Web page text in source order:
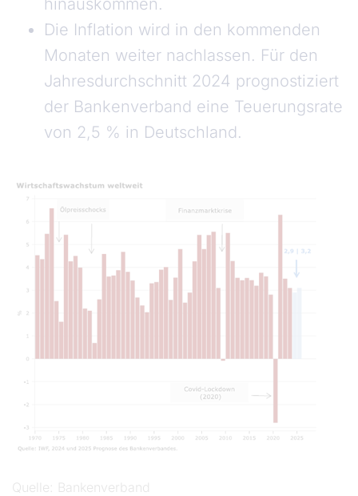
hinauskommen.
Die Inflation wird in den kommenden
Monaten weiter nachlassen. Für den
Jahresdurchschnitt 2024 prognostiziert
der Bankenverband eine Teuerungsrate
von 2,5 % in Deutschland.
Quelle Bankenverband